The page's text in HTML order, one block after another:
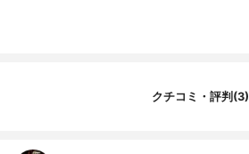
クチコミ・評判(3)